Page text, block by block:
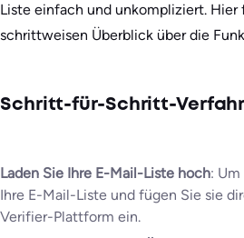
Liste einfach und unkompliziert. Hier
schrittweisen Überblick über die
Schritt-für-Schritt-
Laden Sie Ihre E-Mail-Liste hoch:
Ihre E-Mail-Liste und fügen Sie sie
Verifier-Plattform ein.